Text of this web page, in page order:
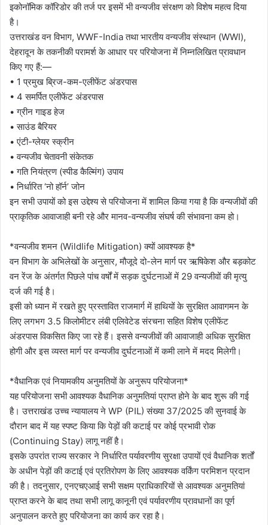
इकोनॉमिक कॉरिडोर की तर्ज पर इसमें भी वन्यजीव संरक्षण को विशेष महत्व दिया
है।
उत्तराखंड वन विभाग, WWF-India तथा भारतीय वन्यजीव संस्थान (WWI),
देहरादून के तकनीकी परामर्श के आधार पर परियोजना में निम्नलिखित प्रावधान
किए गए हैं:—
• 1 प्रमुख ब्रिज-कम-एलीफेंट अंडरपास
• 4 समर्पित एलीफेंट अंडरपास
• ग्रीन गाइड हेज
• साउंड बैरियर
• एंटी-ग्लेयर स्क्रीन
• वन्यजीव चेतावनी संकेतक
• गति नियंत्रण (स्पीड कैल्मिंग) उपाय
• निर्धारित ‘नो हॉर्न’ जोन
इन सभी उपायों को इस उद्देश्य से परियोजना में शामिल किया गया है कि वन्यजीवों की
प्राकृतिक आवाजाही बनी रहे और मानव-वन्यजीव संघर्ष की संभावना कम हो।
*वन्यजीव शमन (Wildlife Mitigation) क्यों आवश्यक है*
वन विभाग के अभिलेखों के अनुसार, मौजूदे दो-लेन मार्ग पर ऋषिकेश और बड़कोट
वन रेंज के अंतर्गत पिछले पांच वर्षों में सड़क दुर्घटनाओं में 29 वन्यजीवों की मृत्यु
दर्ज की गई है।
इसी को ध्यान में रखते हुए प्रस्तावित राजमार्ग में हाथियों के सुरक्षित आवागमन के
लिए लगभग 3.5 किलोमीटर लंबी एलिवेटेड संरचना सहित विशेष एलीफेंट
अंडरपास विकसित किए जा रहे हैं। इससे वन्यजीवों की आवाजाही अधिक सुरक्षित
होगी और इस व्यस्त मार्ग पर वन्यजीव दुर्घटनाओं में कमी लाने में मदद मिलेगी।
*वैधानिक एवं नियामकीय अनुमतियों के अनुरूप परियोजना*
यह परियोजना सभी आवश्यक वैधानिक अनुमतियां प्राप्त होने के बाद शुरू की गई
है। उत्तराखंड उच्च न्यायालय ने WP (PIL) संख्या 37/2025 की सुनवाई के
दौरान बाद में यह स्पष्ट किया कि पेड़ों की कटाई पर कोई प्रभावी रोक
(Continuing Stay) लागू नहीं है।
इसके उपरांत राज्य सरकार ने निर्धारित पर्यावरणीय सुरक्षा उपायों एवं वैधानिक शर्तों
के अधीन पेड़ों की कटाई एवं प्रतिरोपण के लिए आवश्यक वर्किंग परमिशन प्रदान
की है। तदनुसार, एनएचएआई सभी सक्षम प्राधिकारियों से आवश्यक अनुमतियां
प्राप्त करने के बाद तथा सभी लागू कानूनी एवं पर्यावरणीय प्रावधानों का पूर्ण
अनुपालन करते हुए परियोजना का कार्य कर रहा है।